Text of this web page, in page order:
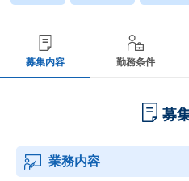
募集内容 勤務条件
募
業務内容